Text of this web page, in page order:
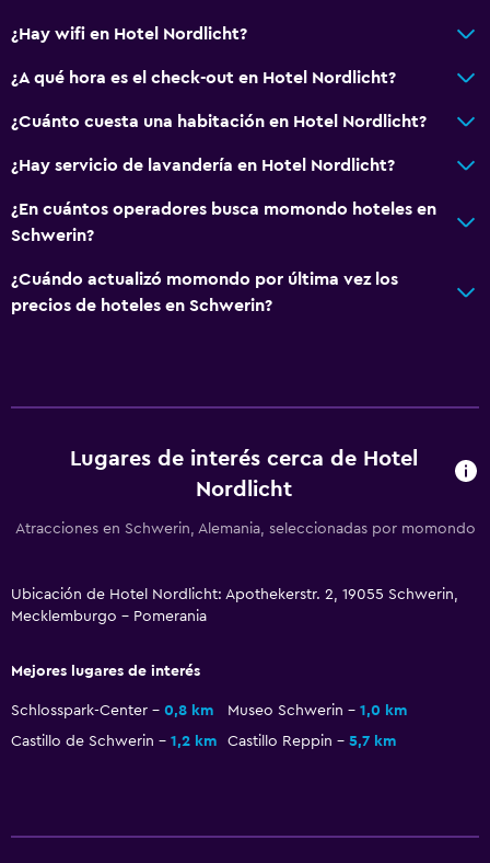
La comida se puede entregar en el alojamiento
Minimercado en las instalaciones
Check-out exprés
Estacionamiento privado
TV por cable o vía satélite
Lavandería
Servicios de lavandería/tintorería
¿Hay wifi en Hotel Nordlicht?
¿A qué hora es el check-out en Hotel Nordlicht?
¿Cuánto cuesta una habitación en Hotel Nordlicht?
¿Hay servicio de lavandería en Hotel Nordlicht?
¿En cuántos operadores busca momondo hoteles en
Schwerin?
¿Cuándo actualizó momondo por última vez los
precios de hoteles en Schwerin?
Lugares de interés cerca de Hotel
Nordlicht
Atracciones en Schwerin, Alemania, seleccionadas por momondo
Ubicación de Hotel Nordlicht: Apothekerstr. 2, 19055 Schwerin,
Mecklemburgo - Pomerania
Mejores lugares de interés
Schlosspark-Center 0,8 km Museo Schwerin
1,0 km
Castillo de Schwerin
1,2 km Castillo Reppin 5,7 km